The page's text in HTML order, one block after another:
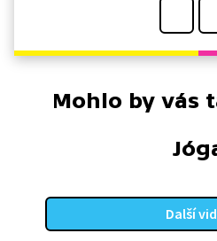
Mohlo by vás
Další